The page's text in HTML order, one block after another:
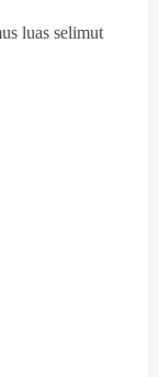
luas selimut